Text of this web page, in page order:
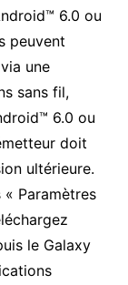
6.0 ou
peuvent
une
sans fil,
6.0 ou
doit
ultérieure.
Paramètres
le Galaxy